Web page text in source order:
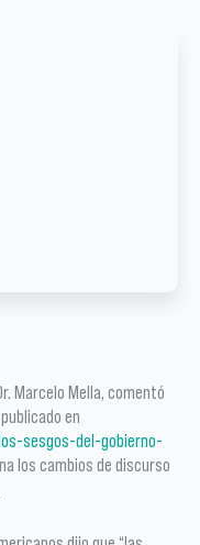
Marcelo Mella, comentó
en
sesgos-del-gobierno-
los cambios de discurso